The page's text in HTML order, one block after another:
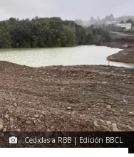
Cedidas a RBB | Edición BBCL